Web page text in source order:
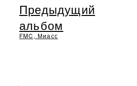
Предыдущий
альбом
FMC, Миасс